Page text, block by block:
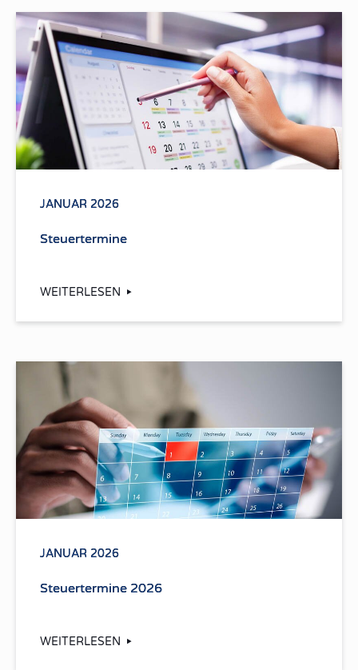
JANUAR 2026
Steuertermine
WEITERLESEN
JANUAR 2026
Steuertermine 2026
WEITERLESEN